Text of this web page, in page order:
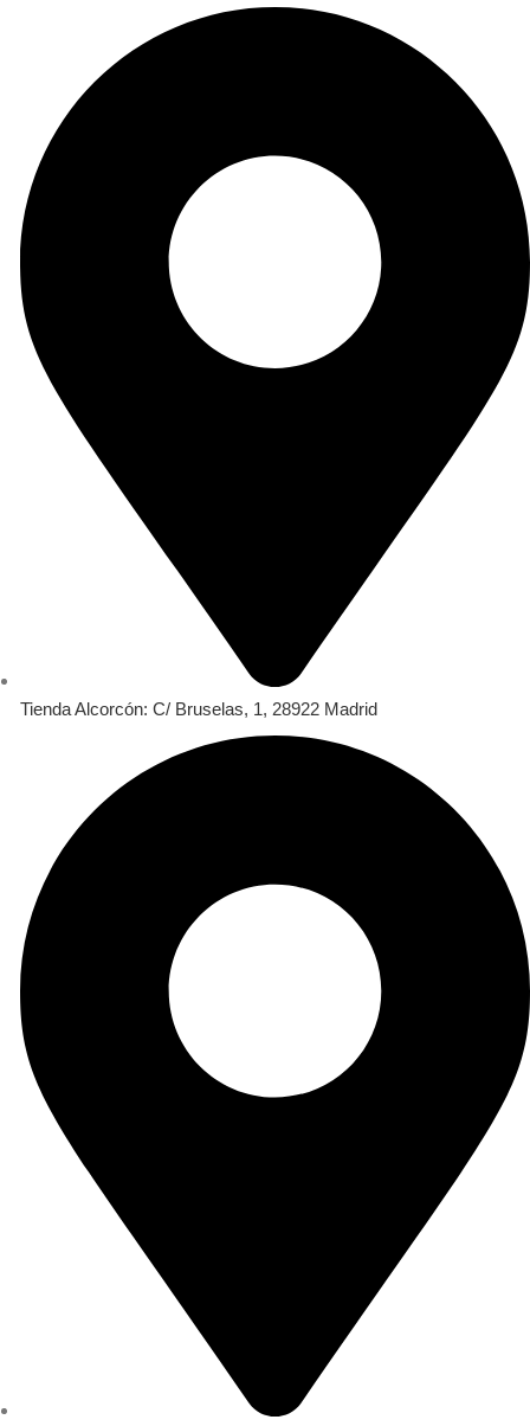
Tienda Alcorcón: C/ Bruselas, 1, 28922 Madrid